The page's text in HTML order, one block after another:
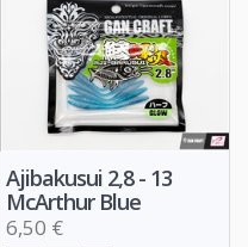
Ajibakusui 2,8 - 13
McArthur Blue
6,50 €